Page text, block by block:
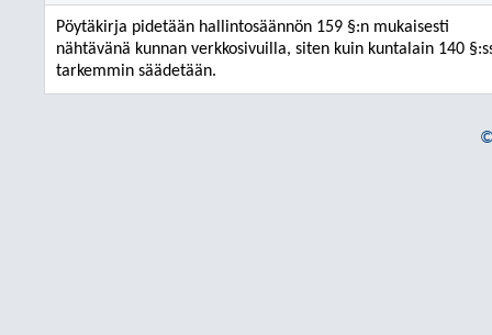
Pöytäkirja pidetään hallintosäännön 159 §:n mukaisesti
nähtävänä kunnan verkkosivuilla, siten kuin kuntalain 140
tarkemmin säädetään.